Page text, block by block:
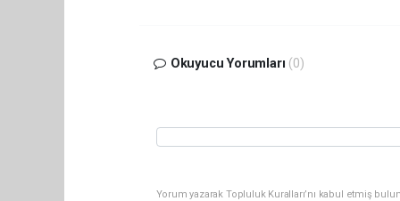
Okuyucu Yorumları (0)
Yorum yazarak Topluluk Kuralları’nı kabul etmiş